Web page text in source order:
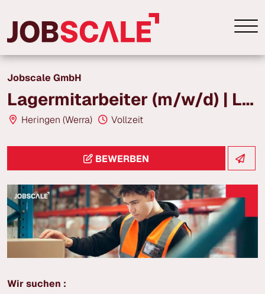
Jobscale GmbH
Lagermitarbeiter (m/w/d) | Lager & Logistik | ab 18,00 € | Heringen
Heringen (Werra) Vollzeit
BEWERBEN
Wir suchen :